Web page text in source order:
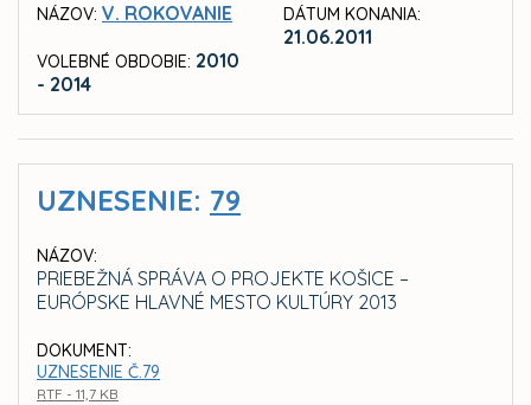
NÁZOV: V. ROKOVANIE
VOLEBNÉ OBDOBIE: 2010
- 2014
DÁTUM KONANIA:
21.06.2011
UZNESENIE: 79
NÁZOV:
PRIEBEŽNÁ SPRÁVA O PROJEKTE KOŠICE –
EURÓPSKE HLAVNÉ MESTO KULTÚRY 2013
DOKUMENT:
UZNESENIE Č.79
RTF - 11,7 KB